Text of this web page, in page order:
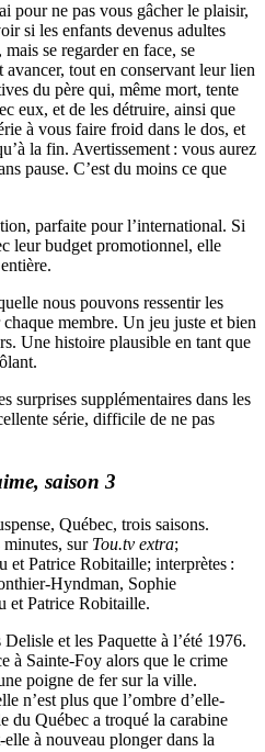
pour ne pas vous gâcher le plaisir,
si les enfants devenus adultes
se regarder en face, se
avancer, tout en conservant leur lien
du père qui, même mort, tente
eux, et de les détruire, ainsi que
à vous faire froid dans le dos, et
la fin. Avertissement : vous aurez
pause. C’est du moins ce que
parfaite pour l’international. Si
leur budget promotionnel, elle
nous pouvons ressentir les
membre. Un jeu juste et bien
Une histoire plausible en tant que
surprises supplémentaires dans les
série, difficile de ne pas
saison 3
Québec, trois saisons.
minutes, sur Tou.tv extra;
et Patrice Robitaille; interprètes :
Hyndman, Sophie
et Patrice Robitaille.
et les Paquette à l’été 1976.
à Sainte-Foy alors que le crime
poigne de fer sur la ville.
n’est plus que l’ombre d’elle-
du Québec a troqué la carabine
à nouveau plonger dans la